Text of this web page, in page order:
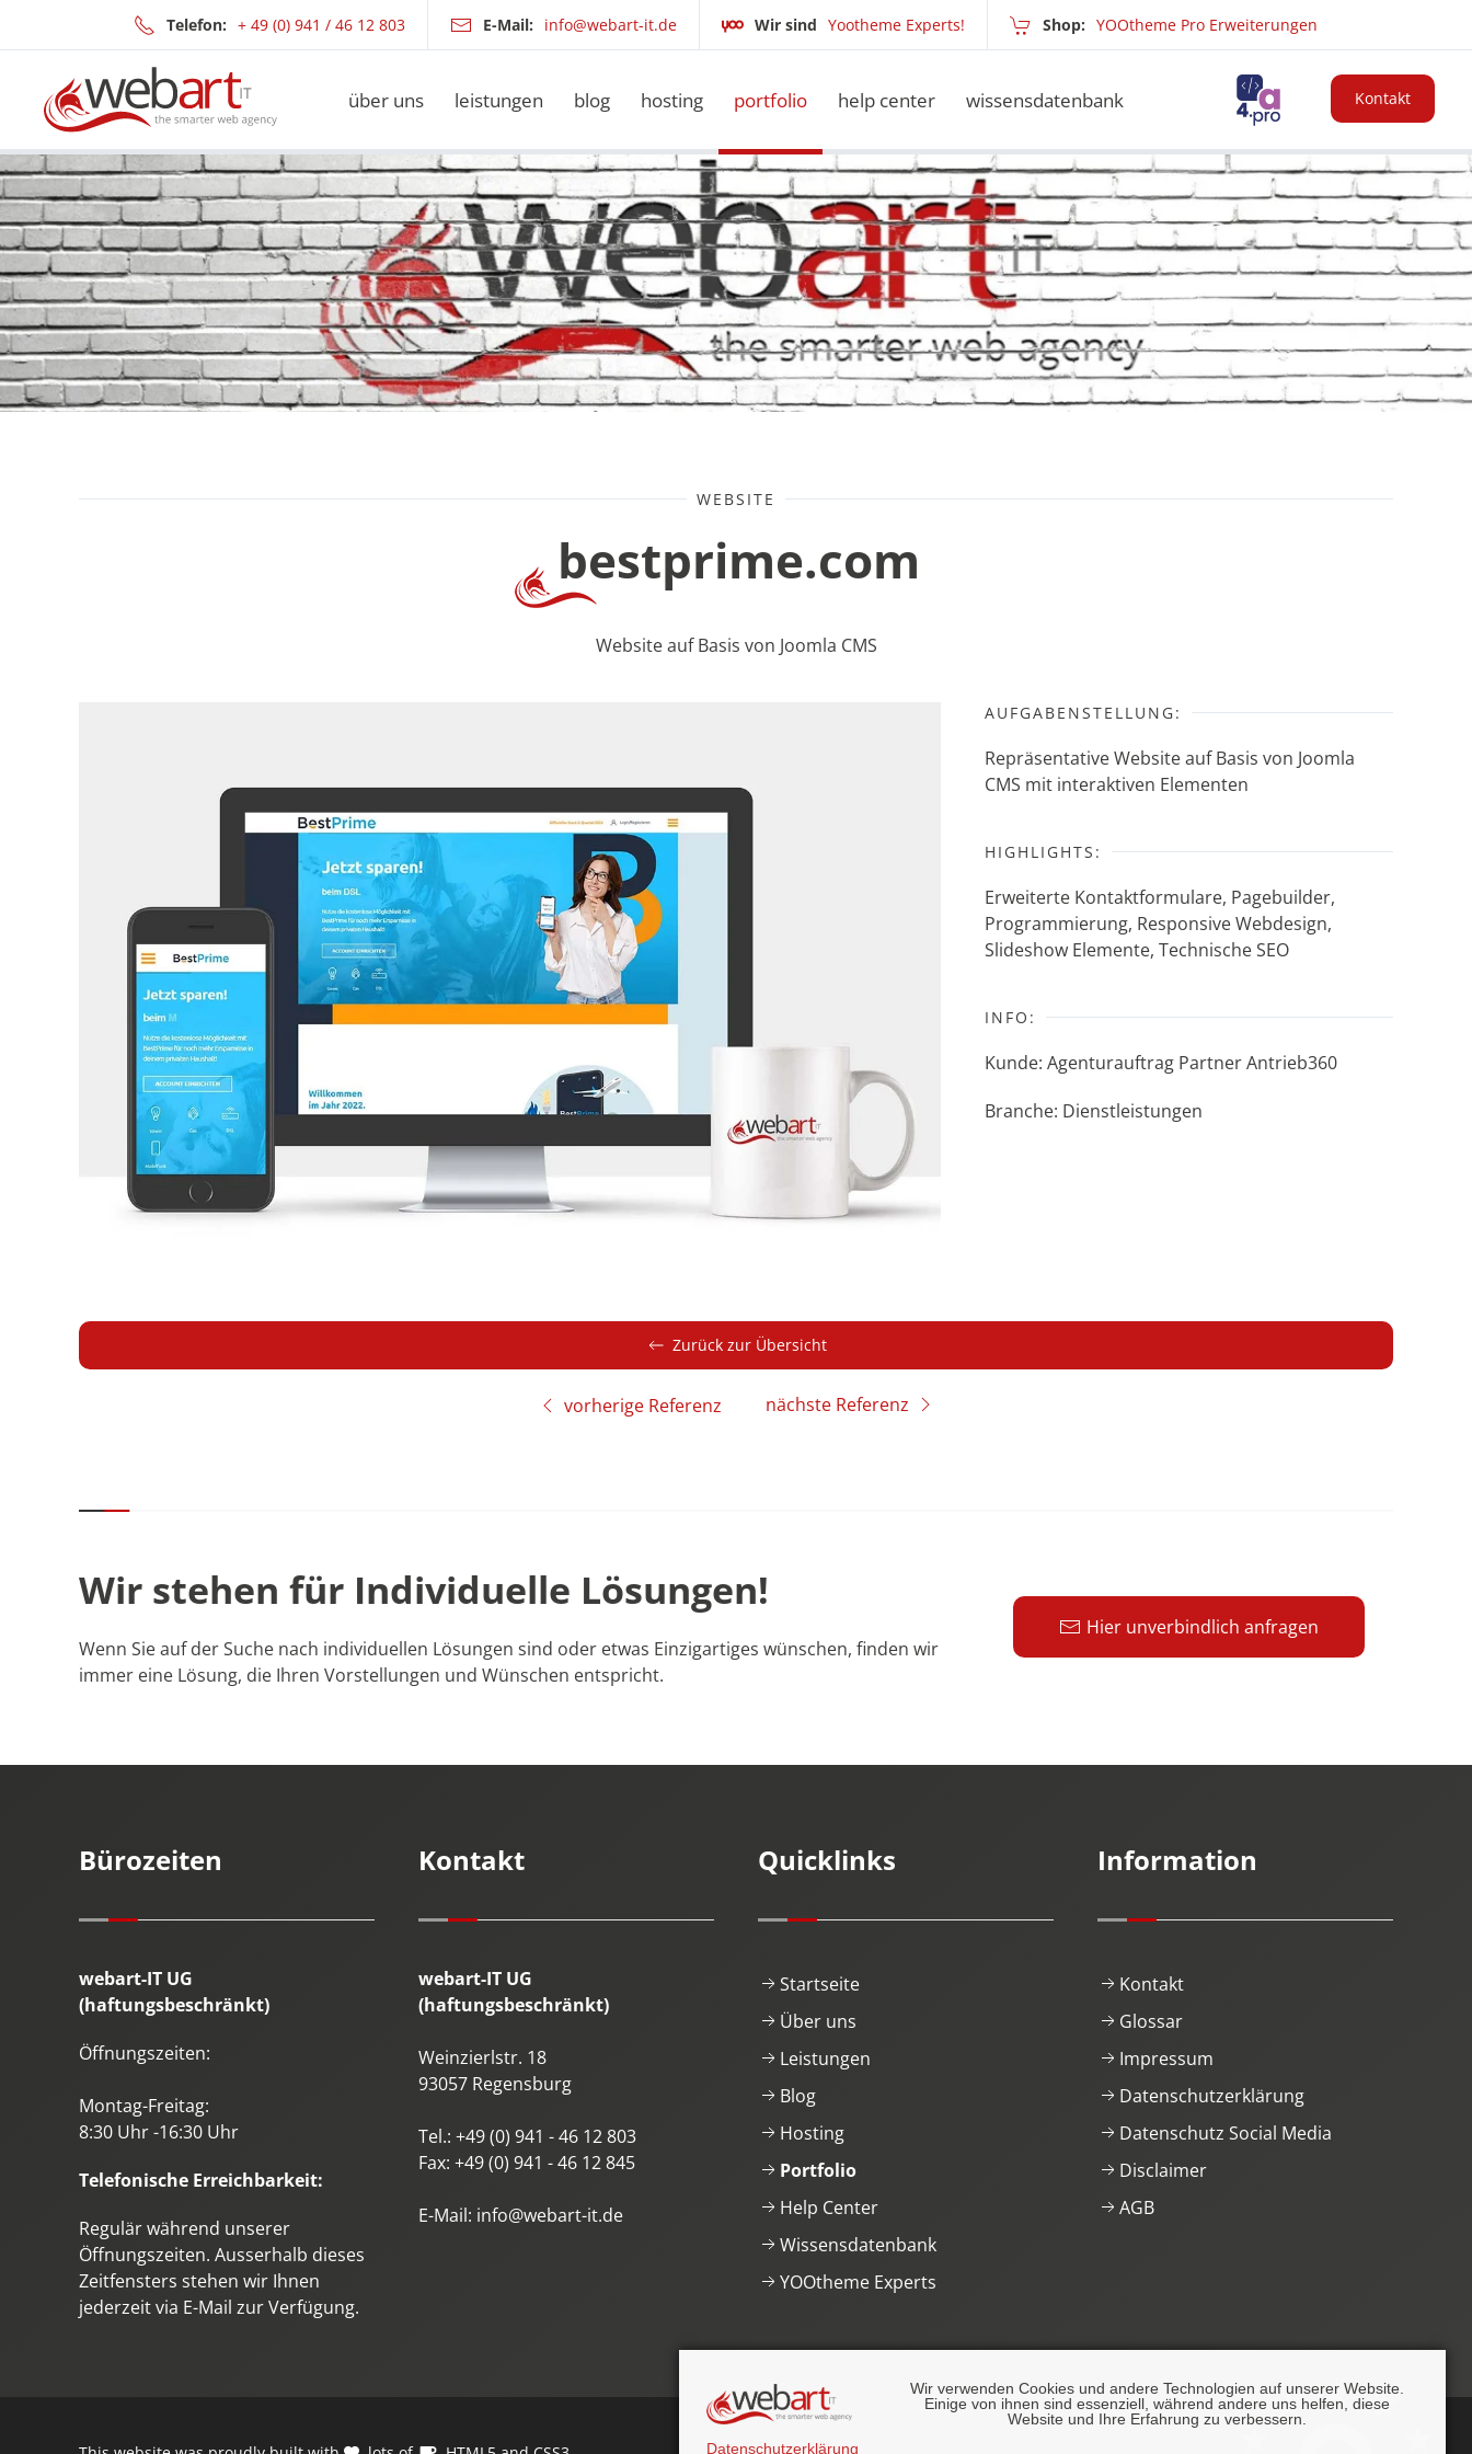
Wir verwenden Cookies und andere Technologien auf unserer Website.
Einige von ihnen sind essenziell, während andere uns helfen, diese
Website und Ihre Erfahrung zu verbessern.
Datenschutzerklärung
Zum Hauptinhalt springen
Telefon: + 49 (0) 941 / 46 12 803 E-Mail: info@webart-it.de Wir sind Yootheme Experts! Shop: YOOtheme Pro Erweiterungen
über uns leistungen blog hosting portfolio help center wissensdatenbank Kontakt
WEBSITE
bestprime.com
Website auf Basis von Joomla CMS
AUFGABENSTELLUNG:
Repräsentative Website auf Basis von Joomla
CMS mit interaktiven Elementen
HIGHLIGHTS:
Erweiterte Kontaktformulare, Pagebuilder,
Programmierung, Responsive Webdesign,
Slideshow Elemente, Technische SEO
INFO:
Kunde: Agenturauftrag Partner Antrieb360
Branche: Dienstleistungen
Zurück zur Übersicht
vorherige Referenz nächste Referenz
Wir stehen für Individuelle Lösungen!
Wenn Sie auf der Suche nach individuellen Lösungen sind oder etwas Einzigartiges wünschen, finden wir
immer eine Lösung, die Ihren Vorstellungen und Wünschen entspricht.
Hier unverbindlich anfragen
Bürozeiten
webart-IT UG
(haftungsbeschränkt)
Öffnungszeiten:
Montag-Freitag:
8:30 Uhr -16:30 Uhr
Telefonische Erreichbarkeit:
Regulär während unserer
Öffnungszeiten. Ausserhalb dieses
Zeitfensters stehen wir Ihnen
jederzeit via E-Mail zur Verfügung.
Kontakt
webart-IT UG
(haftungsbeschränkt)
Weinzierlstr. 18
93057 Regensburg
Tel.: +49 (0) 941 - 46 12 803
Fax: +49 (0) 941 - 46 12 845
E-Mail: info@webart-it.de
Quicklinks
Startseite
Über uns
Leistungen
Blog
Hosting
Portfolio
Help Center
Wissensdatenbank
YOOtheme Experts
Information
Kontakt
Glossar
Impressum
Datenschutzerklärung
Datenschutz Social Media
Disclaimer
AGB